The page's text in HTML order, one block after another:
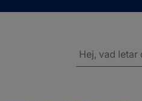
webbplatsen